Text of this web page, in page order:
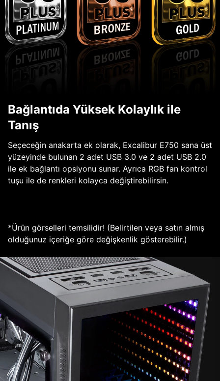
Bağlantıda Yüksek Kolaylık ile
Tanış
Seçeceğin anakarta ek olarak, Excalibur E750 sana üst
yüzeyinde bulunan 2 adet USB 3.0 ve 2 adet USB 2.0
ile ek bağlantı opsiyonu sunar. Ayrıca RGB fan kontrol
tuşu ile de renkleri kolayca değiştirebilirsin.
*Ürün görselleri temsilidir! (Belirtilen veya satın almış
olduğunuz içeriğe göre değişkenlik gösterebilir.)